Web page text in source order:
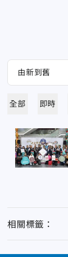
全部 即時
相關標籤：